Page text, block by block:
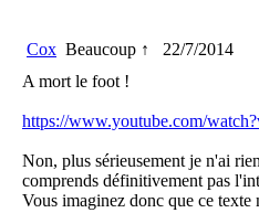
Cox Beaucoup ↑
22/7/2014
A mort le foot !
https://www.youtube.com/
Non, plus sérieusement je n'ai
comprends définitivement pas
Vous imaginez donc que ce